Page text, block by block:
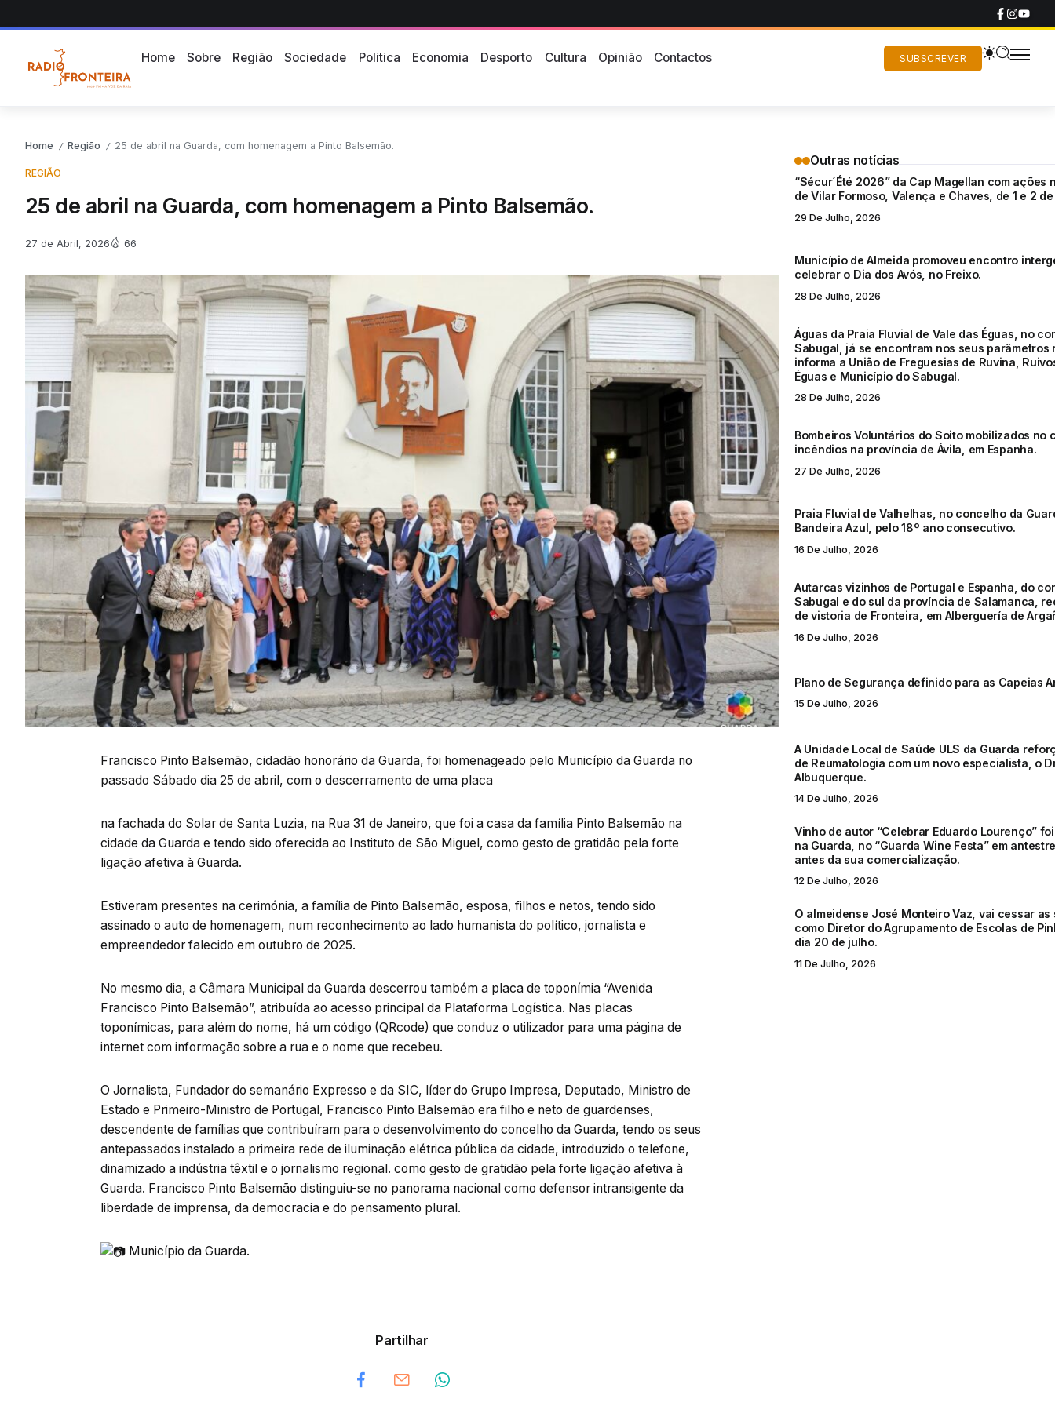
Home Sobre Região Sociedade Politica Economia Desporto Cultura Opinião Contactos SUBSCREVER
Home / Região / 25 de abril na Guarda, com homenagem a Pinto Balsemão.
REGIÃO
25 de abril na Guarda, com homenagem a Pinto Balsemão.
27 de Abril, 2026 66
Francisco Pinto Balsemão, cidadão honorário da Guarda, foi homenageado pelo Município da Guarda no
passado Sábado dia 25 de abril, com o descerramento de uma placa
na fachada do Solar de Santa Luzia, na Rua 31 de Janeiro, que foi a casa da família Pinto Balsemão na
cidade da Guarda e tendo sido oferecida ao Instituto de São Miguel, como gesto de gratidão pela forte
ligação afetiva à Guarda.
Estiveram presentes na cerimónia, a família de Pinto Balsemão, esposa, filhos e netos, tendo sido
assinado o auto de homenagem, num reconhecimento ao lado humanista do político, jornalista e
empreendedor falecido em outubro de 2025.
No mesmo dia, a Câmara Municipal da Guarda descerrou também a placa de toponímia “Avenida
Francisco Pinto Balsemão”, atribuída ao acesso principal da Plataforma Logística. Nas placas
toponímicas, para além do nome, há um código (QRcode) que conduz o utilizador para uma página de
internet com informação sobre a rua e o nome que recebeu.
O Jornalista, Fundador do semanário Expresso e da SIC, líder do Grupo Impresa, Deputado, Ministro de
Estado e Primeiro-Ministro de Portugal, Francisco Pinto Balsemão era filho e neto de guardenses,
descendente de famílias que contribuíram para o desenvolvimento do concelho da Guarda, tendo os seus
antepassados instalado a primeira rede de iluminação elétrica pública da cidade, introduzido o telefone,
dinamizado a indústria têxtil e o jornalismo regional. como gesto de gratidão pela forte ligação afetiva à
Guarda. Francisco Pinto Balsemão distinguiu-se no panorama nacional como defensor intransigente da
liberdade de imprensa, da democracia e do pensamento plural.
Município da Guarda.
Partilhar
Outras notícias
“Sécur´Été 2026” da Cap Magellan com ações
de Vilar Formoso, Valença e Chaves, de 1 e 2
29 De Julho, 2026
Município de Almeida promoveu encontro
celebrar o Dia dos Avós, no Freixo.
28 De Julho, 2026
Águas da Praia Fluvial de Vale das Éguas, no
Sabugal, já se encontram nos seus parâmetros
informa a União de Freguesias de Ruvina,
Éguas e Município do Sabugal.
28 De Julho, 2026
Bombeiros Voluntários do Soito mobilizados no
incêndios na província de Ávila, em Espanha.
27 De Julho, 2026
Praia Fluvial de Valhelhas, no concelho da
Bandeira Azul, pelo 18º ano consecutivo.
16 De Julho, 2026
Autarcas vizinhos de Portugal e Espanha, do
Sabugal e do sul da província de Salamanca,
de vistoria de Fronteira, em Alberguería de
16 De Julho, 2026
Plano de Segurança definido para as Capeias
15 De Julho, 2026
A Unidade Local de Saúde ULS da Guarda
de Reumatologia com um novo especialista, o
Albuquerque.
14 De Julho, 2026
Vinho de autor “Celebrar Eduardo Lourenço”
na Guarda, no “Guarda Wine Festa” em
antes da sua comercialização.
12 De Julho, 2026
O almeidense José Monteiro Vaz, vai cessar
como Diretor do Agrupamento de Escolas de
dia 20 de julho.
11 De Julho, 2026